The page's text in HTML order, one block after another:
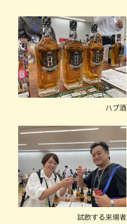
ハブ酒
試飲する来場者